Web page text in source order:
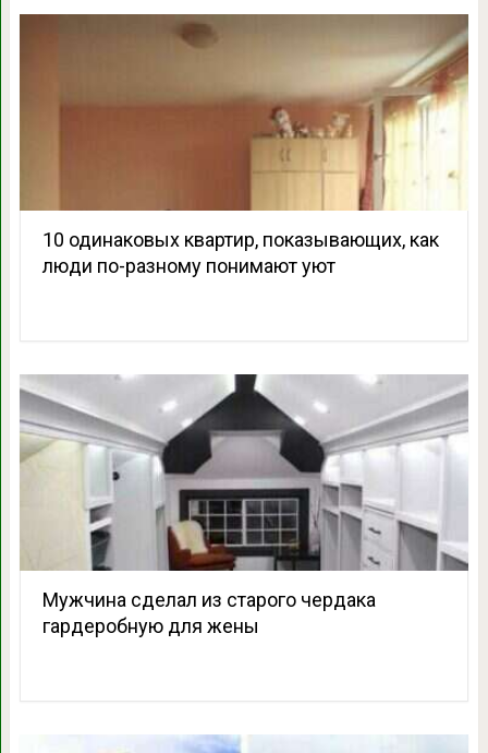
10 одинаковых квартир, показывающих, как
люди по-разному понимают уют
Мужчина сделал из старого чердака
гардеробную для жены